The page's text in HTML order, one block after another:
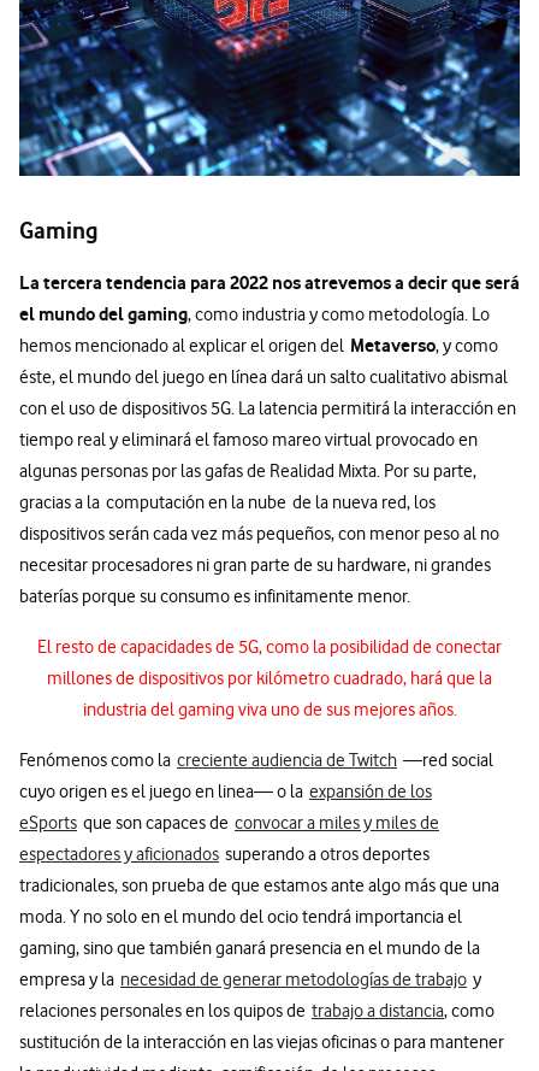
Gaming
La tercera tendencia para 2022 nos atrevemos a decir que será
el mundo del gaming, como industria y como metodología. Lo
hemos mencionado al explicar el origen del Metaverso, y como
éste, el mundo del juego en línea dará un salto cualitativo abismal
con el uso de dispositivos 5G. La latencia permitirá la interacción en
tiempo real y eliminará el famoso mareo virtual provocado en
algunas personas por las gafas de Realidad Mixta. Por su parte,
gracias a la computación en la nube de la nueva red, los
dispositivos serán cada vez más pequeños, con menor peso al no
necesitar procesadores ni gran parte de su hardware, ni grandes
baterías porque su consumo es infinitamente menor.
El resto de capacidades de 5G, como la posibilidad de conectar
millones de dispositivos por kilómetro cuadrado, hará que la
industria del gaming viva uno de sus mejores años.
Fenómenos como la creciente audiencia de Twitch —red social
cuyo origen es el juego en linea— o la expansión de los
eSports que son capaces de convocar a miles y miles de
espectadores y aficionados superando a otros deportes
tradicionales, son prueba de que estamos ante algo más que una
moda. Y no solo en el mundo del ocio tendrá importancia el
gaming, sino que también ganará presencia en el mundo de la
empresa y la necesidad de generar metodologías de trabajo y
relaciones personales en los quipos de trabajo a distancia, como
sustitución de la interacción en las viejas oficinas o para mantener